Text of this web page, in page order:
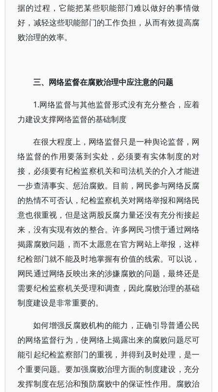
据的过程，它能把某些职能部门难以做好的事情做
好，减轻这些职能部门的工作负担，从而有效提高腐
败治理的效率。
三、网络监督在腐败治理中应注意的问题
1.网络监督与其他监督形式没有充分整合，应着
力建设支撑网络监督的基础制度
在很大程度上，网络监督只是一种舆论监督，网
络监督的作用要落到实处，必须要有实体制度的对
接，必须要有纪检监察机关和司法机关的介入才能进
一步查清事实、惩治腐败。目前，网民参与网络反腐
的热情不可否认，纪检监察机关对网络举报和网络民
意也很重视，但是这两股反腐力量还没有充分衔接起
来，没有实现有效的整合。许多网民习惯于通过网络
揭露腐败问题，而不太愿意在官方网站上举报，这样
纪检部门就不能及时地掌握有价值的线索。可以说，
网民通过网络反映出来的涉嫌腐败的问题，最终还是
需要纪检监察机关受理和调查，因此腐败治理的基础
制度建设是非常重要的。
如何增强反腐败机构的能力，正确引导普通公民
的网络监督行为，使网络上揭露出来的腐败问题尽可
能引起纪检监察部门的重视，并得到及时处理，是一
个重要问题。要加强腐败治理方面的制度建设，充分
发挥制度在惩治和预防腐败中的保证性作用。腐败治